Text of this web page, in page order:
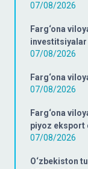
07/08/2026
Farg‘ona
investitsiyalar
07/08/2026
Farg‘ona
07/08/2026
Farg‘ona
piyoz eksport
07/08/2026
O‘zbekiston